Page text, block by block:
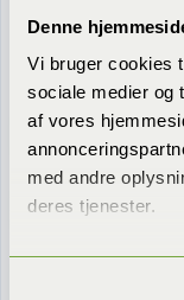
Denne
Vi bruger cookies
sociale medier og
af vores
med andre
deres tjenester.
FAQ
Hvordan
Hvad er